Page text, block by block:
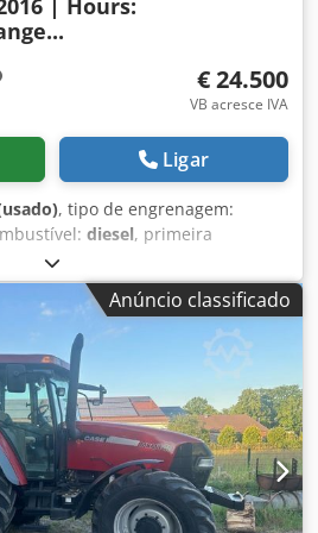
| Hours:
€ 24.500
VB acresce IVA
Ligar
, tipo de engrenagem:
diesel, primeira
de fabrico:
, Equipamento:cabina, = Outras
fechada - Rádio/Leitor de
Umjpfx Aixor Retroescavadora de
em 2016, com apenas
Esta retroescavadora de esteiras
da Alemanha e encontra-
conservação e manutenção. A
uso imediato e é ideal para
agricultura, reciclagem,
em propriedades rurais. A
Anúncio classificado